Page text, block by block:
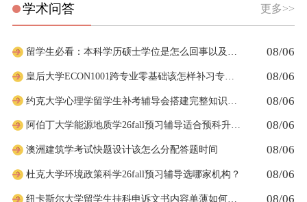
学术问答 更多>>
08/06
皇后大学ECON1001跨专业零基础该怎样补习专业课 08/06
08/06
阿伯丁大学能源地质学26fall预习辅导适合预科升本科吗 08/06
澳洲建筑学考试快题设计该怎么分配答题时间 08/06
杜克大学环境政策科学26fall预习辅导选哪家机构？ 08/06
纽卡斯尔大学留学生挂科申诉文书内容单薄如何充实材料 08/06